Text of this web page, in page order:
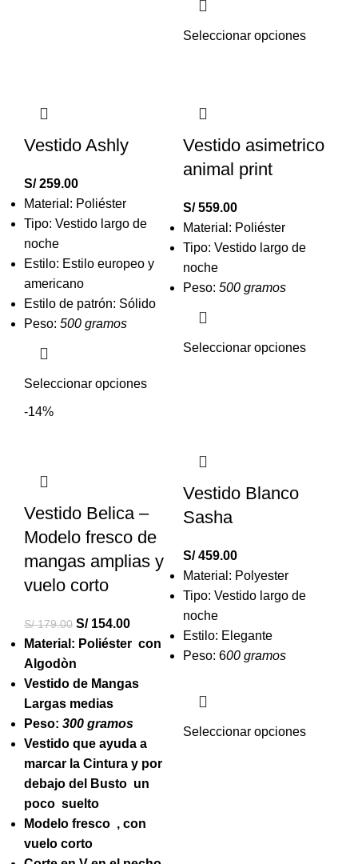
Seleccionar opciones
Vestido Ashly
S/259.00
Material: Poliéster
Tipo: Vestido largo de
noche
Estilo: Estilo europeo y
americano
Estilo de patrón: Sólido
Peso: 500 gramos
Seleccionar opciones
Vestido asimetrico
animal print
S/559.00
Material: Poliéster
Tipo: Vestido largo de
noche
Peso: 500 gramos
Seleccionar opciones
-14%
Vestido Belica –
Modelo fresco de
mangas amplias y
vuelo corto
S/179.00 S/154.00
Material: Poliéster con
Algodòn
Vestido de Mangas
Largas medias
Peso: 300 gramos
Vestido que ayuda a
marcar la Cintura y por
debajo del Busto un
poco suelto
Modelo fresco , con
vuelo corto
Vestido Blanco
Sasha
S/459.00
Material: Polyester
Tipo: Vestido largo de
noche
Estilo: Elegante
Peso: 600 gramos
Seleccionar opciones